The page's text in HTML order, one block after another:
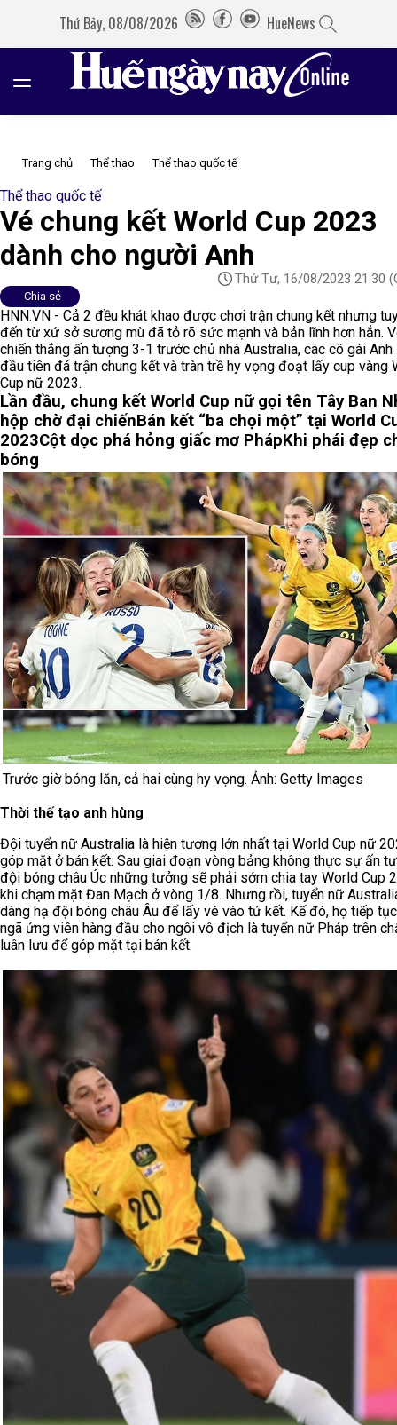
Thứ Bảy, 08/08/2026 HueNews
Trang chủ Thể thao Thể thao quốc tế
Thể thao quốc tế
Vé chung kết World Cup 2023
dành cho người Anh
Thứ Tư, 16/08/2023 21:30
Chia sẻ
HNN.VN - Cả 2 đều khát khao được chơi trận chung kết nhưng
đến từ xứ sở sương mù đã tỏ rõ sức mạnh và bản lĩnh hơn hẳn.
chiến thắng ấn tượng 3-1 trước chủ nhà Australia, các cô gái Anh
đầu tiên đá trận chung kết và tràn trề hy vọng đoạt lấy cup vàng
Cup nữ 2023.
Lần đầu, chung kết World Cup nữ gọi tên Tây Ban
hộp chờ đại chiếnBán kết “ba chọi một” tại World
2023Cột dọc phá hỏng giấc mơ PhápKhi phái đẹp
bóng
Trước giờ bóng lăn, cả hai cùng hy vọng. Ảnh: Getty Images
Thời thế tạo anh hùng
Đội tuyển nữ Australia là hiện tượng lớn nhất tại World Cup nữ
góp mặt ở bán kết. Sau giai đoạn vòng bảng không thực sự ấn
đội bóng châu Úc những tưởng sẽ phải sớm chia tay World Cup
khi chạm mặt Đan Mạch ở vòng 1/8. Nhưng rồi, tuyển nữ
dàng hạ đội bóng châu Âu để lấy vé vào tứ kết. Kế đó, họ tiếp
ngã ứng viên hàng đầu cho ngôi vô địch là tuyển nữ Pháp trên
luân lưu để góp mặt tại bán kết.